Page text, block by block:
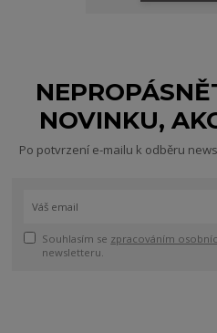
NOVINKU,
Po potvrzení e-mailu k odběru
Souhlasím se zpracováním
newsletteru.